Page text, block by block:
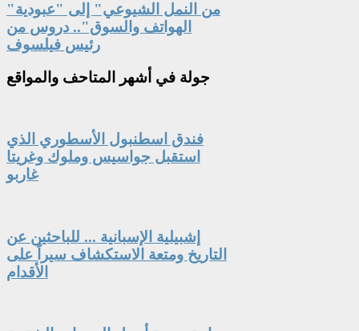
"من النمل الشيوعي" إلى "عبودية
الهواتف والسوق".. دروس من
رئيس فيلسوف
جولة في أشهر المتاحف والمواقع
فندق اسطنبول الأسطوري الذي
استقبل جواسيس وملوك وغريتا
غاربو
إشبيلية الإسبانية ... للباحثين عن
التاريخ ومتعة الاستكشاف سيراً على
الأقدام